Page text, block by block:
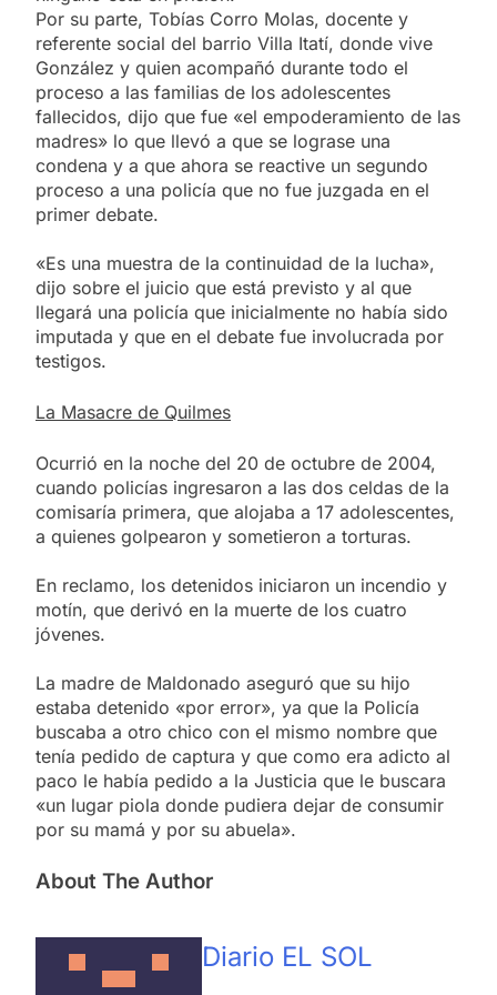
Por su parte, Tobías Corro Molas, docente y
referente social del barrio Villa Itatí, donde vive
González y quien acompañó durante todo el
proceso a las familias de los adolescentes
fallecidos, dijo que fue «el empoderamiento de las
madres» lo que llevó a que se lograse una
condena y a que ahora se reactive un segundo
proceso a una policía que no fue juzgada en el
primer debate.
«Es una muestra de la continuidad de la lucha»,
dijo sobre el juicio que está previsto y al que
llegará una policía que inicialmente no había sido
imputada y que en el debate fue involucrada por
testigos.
La Masacre de Quilmes
Ocurrió en la noche del 20 de octubre de 2004,
cuando policías ingresaron a las dos celdas de la
comisaría primera, que alojaba a 17 adolescentes,
a quienes golpearon y sometieron a torturas.
En reclamo, los detenidos iniciaron un incendio y
motín, que derivó en la muerte de los cuatro
jóvenes.
La madre de Maldonado aseguró que su hijo
estaba detenido «por error», ya que la Policía
buscaba a otro chico con el mismo nombre que
tenía pedido de captura y que como era adicto al
paco le había pedido a la Justicia que le buscara
«un lugar piola donde pudiera dejar de consumir
por su mamá y por su abuela».
About The Author
Diario EL SOL